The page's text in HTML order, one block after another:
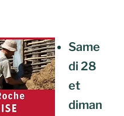
Same
di 28
et
diman